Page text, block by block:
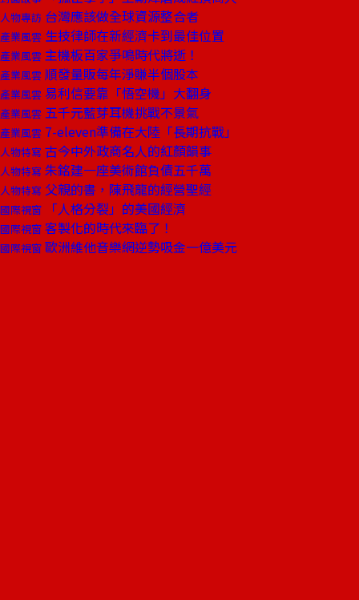
人物專訪 台灣應該做全球資源整合者
產業風雲 生技律師在新經濟卡到最佳位置
產業風雲 主機板百家爭鳴時代將逝！
產業風雲 順發量販每年淨賺半個股本
產業風雲 易利信要靠「悟空機」大翻身
產業風雲 五千元藍芽耳機挑戰不景氣
產業風雲 7-eleven準備在大陸「長期抗戰」
人物特寫 古今中外政商名人的紅顏韻事
人物特寫 朱銘建一座美術館負債五千萬
人物特寫 父親的書，陳飛龍的經營聖經
國際視窗 「人格分裂」的美國經濟
國際視窗 客製化的時代來臨了！
國際視窗 歐洲維他音樂網逆勢吸金一億美元